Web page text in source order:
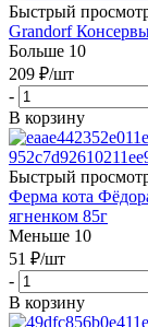
Быстрый
Grandorf
Больше 10
209 ₽/шт
-
В корзину
Быстрый
Ферма кота
ягненком 85г
Меньше 10
51 ₽/шт
-
В корзину